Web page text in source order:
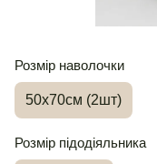
Розмір наволочки
50х70см (2шт)
Розмір підодіяльника